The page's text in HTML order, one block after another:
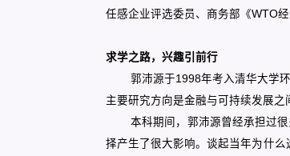
任感企业评选委员、商务部《WTO
求学之路，兴趣引前行
郭沛源于1998年考入清华大学
主要研究方向是金融与可持续发展之
本科期间，郭沛源曾经承担过
择产生了很大影响。谈起当年为什